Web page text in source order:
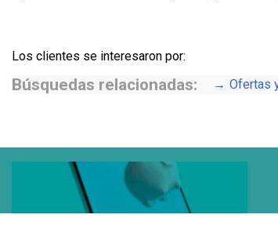
Los clientes se interesaron por:
Búsquedas relacionadas: Ofertas